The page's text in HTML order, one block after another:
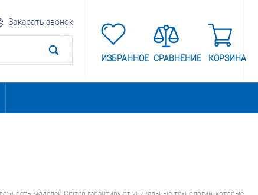
Заказать звонок
ИЗБРАННОЕ СРАВНЕНИЕ КОРЗИНА